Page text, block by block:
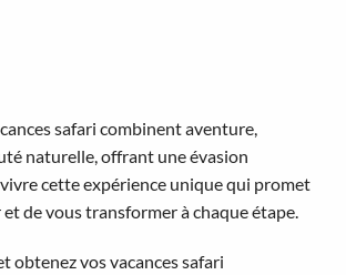
safari combinent aventure,
naturelle, offrant une évasion
cette expérience unique qui promet
de vous transformer à chaque étape.
obtenez vos vacances safari